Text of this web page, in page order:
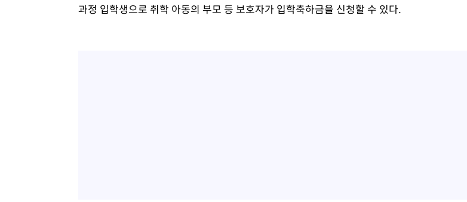
과정 입학생으로 취학 아동의 부모 등 보호자가 입학축하금을 신청할 수 있다.